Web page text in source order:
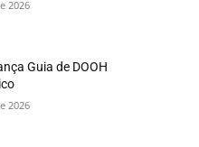
2026
Guia de DOOH
2026